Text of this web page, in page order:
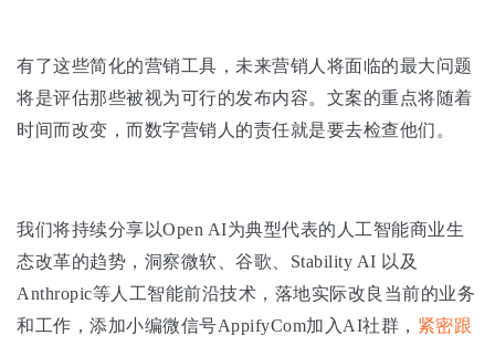
有了这些简化的营销工具，未来营销人将面临的最大问题
将是评估那些被视为可行的发布内容。文案的重点将随着
时间而改变，而数字营销人的责任就是要去检查他们。
我们将持续分享以Open AI为典型代表的人工智能商业生
态改革的趋势，洞察微软、谷歌、Stability AI 以及
Anthropic等人工智能前沿技术，落地实际改良当前的业务
和工作，添加小编微信号AppifyCom加入AI社群， 紧密跟